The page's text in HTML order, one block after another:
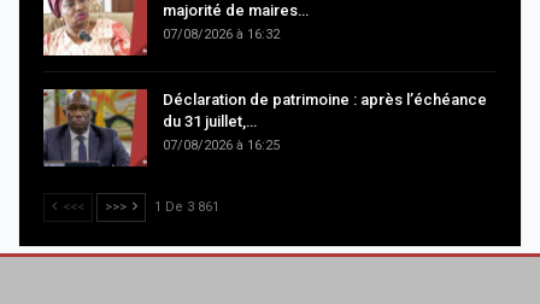
majorité de maires…
07/08/2026 à 16:32
Déclaration de patrimoine : après l’échéance
du 31 juillet,…
07/08/2026 à 16:25
<<< >>> 1 De 3 861